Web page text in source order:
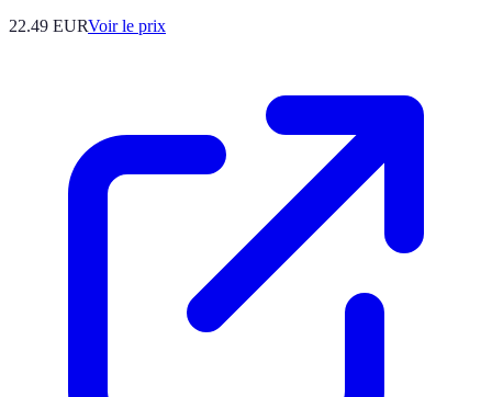
22.49 EURVoir le prix